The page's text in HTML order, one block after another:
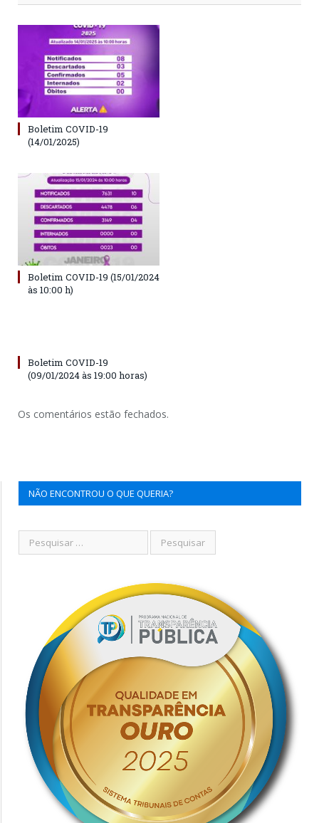
Boletim COVID-19
(14/01/2025)
Boletim COVID-19 (15/01/2024
às 10:00 h)
Boletim COVID-19
(09/01/2024 às 19:00 horas)
Os comentários estão fechados.
NÃO ENCONTROU O QUE QUERIA?